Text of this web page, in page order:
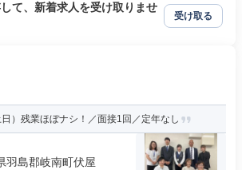
て、新着求人を受け取りませ
受け取る
）残業ほぼナシ！／面接1回／定年なし
羽島郡岐南町伏屋